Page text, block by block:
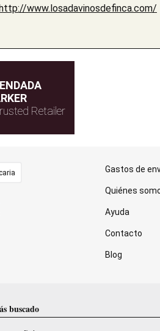
www.losadavinosdefinca.com/
Retailer
Gastos de
Quiénes
Ayuda
Contacto
Blog
buscado